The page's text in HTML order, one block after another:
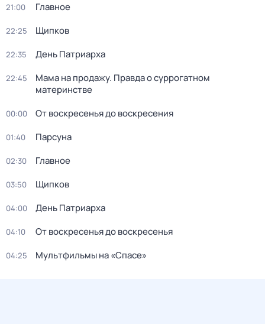
21:00 Главное
22:25 Щипков
22:35 Дeнь Патриаpха
22:45
Мама на продажу. Правда о сyрpогатном
материнстве
00:00 От воскресенья до воскресения
01:40 Парсуна
02:30 Главное
03:50 Щипков
04:00 День Патриарха
04:10 От воскресенья до воскресенья
04:25 Мультфильмы на «Спасе»